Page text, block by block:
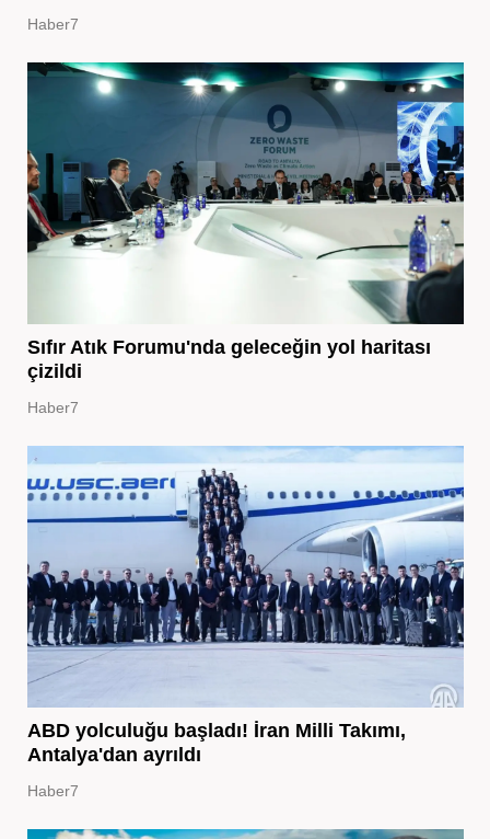
Haber7
Sıfır Atık Forumu'nda geleceğin yol haritası
çizildi
Haber7
ABD yolculuğu başladı! İran Milli Takımı,
Antalya'dan ayrıldı
Haber7